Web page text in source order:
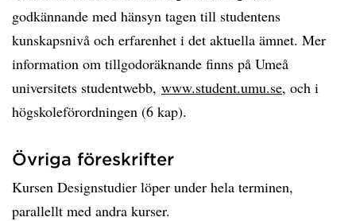
godkännande med hänsyn tagen till studentens
kunskapsnivå och erfarenhet i det aktuella ämnet. Mer
information om tillgodoräknande finns på Umeå
universitets studentwebb, www.student.umu.se, och i
högskoleförordningen (6 kap).
Övriga föreskrifter
Kursen Designstudier löper under hela terminen,
parallellt med andra kurser.